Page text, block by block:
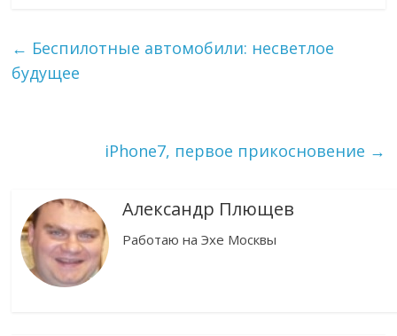
← Беспилотные автомобили: несветлое
будущее
iPhone7, первое прикосновение →
Александр Плющев
Работаю на Эхе Москвы